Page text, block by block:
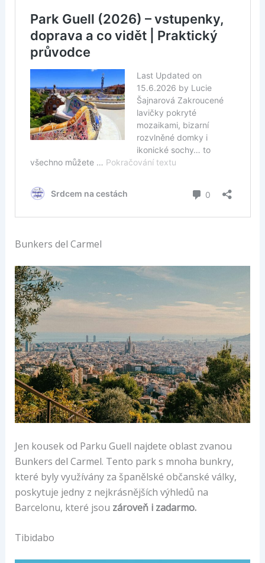
Bunkers del Carmel
Jen kousek od Parku Guell najdete oblast zvanou
Bunkers del Carmel. Tento park s mnoha bunkry,
které byly využívány za španělské občanské války,
poskytuje jedny z nejkrásnějších výhledů na
Barcelonu, které jsou zároveň i zadarmo.
Tibidabo